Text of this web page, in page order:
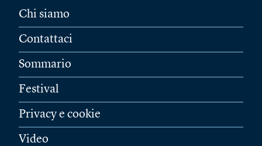
Chi siamo
Contattaci
Sommario
Festival
Privacy e cookie
Video